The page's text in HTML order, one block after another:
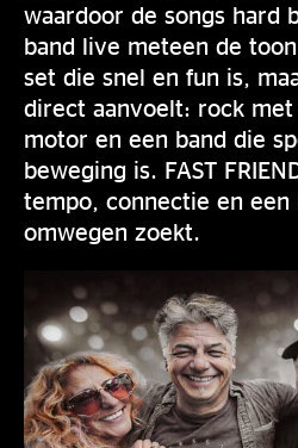
waardoor de songs hard
band live meteen de
set die snel en fun is,
direct aanvoelt: rock
motor en een band die
beweging is. FAST
tempo, connectie en
omwegen zoekt.